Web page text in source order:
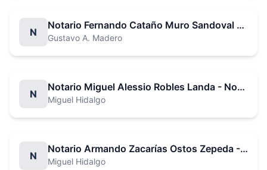
N
Notario Fernando Cataño Muro Sandoval - Notaría No. 17
Gustavo A. Madero
N
Notario Miguel Alessio Robles Landa - Notaría No. 19
Miguel Hidalgo
N
Notario Armando Zacarías Ostos Zepeda - Notaría No. 20
Miguel Hidalgo